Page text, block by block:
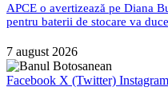
APCE o avertizează pe Diana
pentru baterii de stocare va
7 august 2026
Facebook X (Twitter) Instagram